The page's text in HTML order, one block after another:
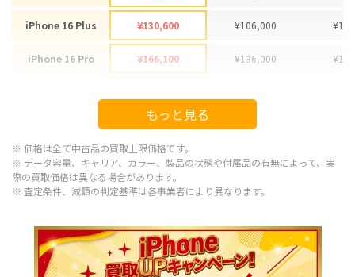
iPhone 16 Plus
iPhone 16 Pro
iPhone 15 Plus
iPhone 15 Pro
iPhone 15 Pro Max
iPhone 14 Plus
¥130,600
¥166,100
¥92,100
¥97,100
¥120,100
¥143,100
¥66,600
¥106,000
¥136,000
¥77,000
¥79,000
¥94,000
¥113,000
¥61,000
もっと見る
※ 価格は全て中古品の買取上限価格です。
※ データ容量、キャリア、カラー、製品の状態や付属品の有無によって、実
際の買取価格は異なる場合があります。
※ 査定条件、減額の判定基準は各事業者により異なります。